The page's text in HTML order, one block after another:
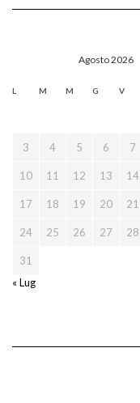
Agosto 2026
L M M G V
3 4 5 6 7
10 11 12 13 14
17 18 19 20 21
24 25 26 27 28
31
« Lug